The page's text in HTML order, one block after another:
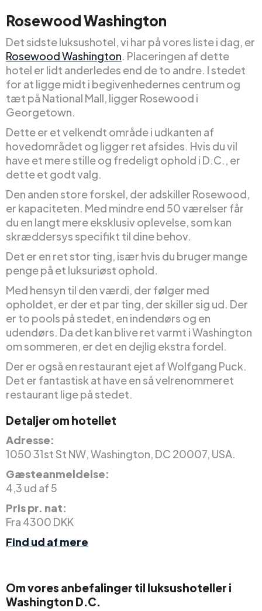
Rosewood Washington
Det sidste luksushotel, vi har på vores liste i dag, er
Rosewood Washington. Placeringen af dette
hotel er lidt anderledes end de to andre. I stedet
for at ligge midt i begivenhedernes centrum og
tæt på National Mall, ligger Rosewood i
Georgetown.
Dette er et velkendt område i udkanten af
hovedområdet og ligger ret afsides. Hvis du vil
have et mere stille og fredeligt ophold i D.C., er
dette et godt valg.
Den anden store forskel, der adskiller Rosewood,
er kapaciteten. Med mindre end 50 værelser får
du en langt mere eksklusiv oplevelse, som kan
skræddersys specifikt til dine behov.
Det er en ret stor ting, især hvis du bruger mange
penge på et luksuriøst ophold.
Med hensyn til den værdi, der følger med
opholdet, er der et par ting, der skiller sig ud. Der
er to pools på stedet, en indendørs og en
udendørs. Da det kan blive ret varmt i Washington
om sommeren, er det en dejlig ekstra fordel.
Der er også en restaurant ejet af Wolfgang Puck.
Det er fantastisk at have en så velrenommeret
restaurant lige på stedet.
Detaljer om hotellet
Adresse:
1050 31st St NW, Washington, DC 20007, USA.
Gæsteanmeldelse:
4,3 ud af 5
Pris pr. nat:
Fra 4300 DKK
Find ud af mere
Om vores anbefalinger til luksushoteller i
Washington D.C.